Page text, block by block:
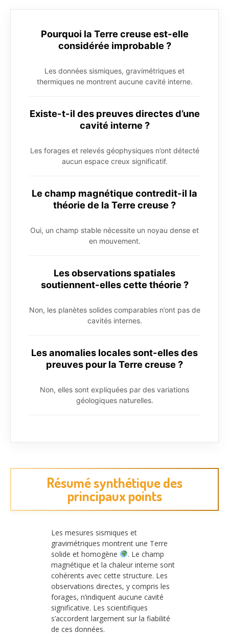
Pourquoi la Terre creuse est-elle
considérée improbable ?
Les données sismiques, gravimétriques et
thermiques ne montrent aucune cavité interne.
Existe-t-il des preuves directes d’une
cavité interne ?
Les forages et relevés géophysiques n’ont détecté
aucun espace creux significatif.
Le champ magnétique contredit-il la
théorie de la Terre creuse ?
Oui, un champ stable nécessite un noyau dense et
en mouvement.
Les observations spatiales
soutiennent-elles cette théorie ?
Non, les planètes solides comparables n’ont pas de
cavités internes.
Les anomalies locales sont-elles des
preuves pour la Terre creuse ?
Non, elles sont expliquées par des variations
géologiques naturelles.
Résumé synthétique des
principaux points
Les mesures sismiques et
gravimétriques montrent une Terre
solide et homogène
. Le champ
magnétique et la chaleur interne sont
cohérents avec cette structure. Les
observations directes, y compris les
forages, n’indiquent aucune cavité
significative. Les scientifiques
s’accordent largement sur la fiabilité
de ces données.